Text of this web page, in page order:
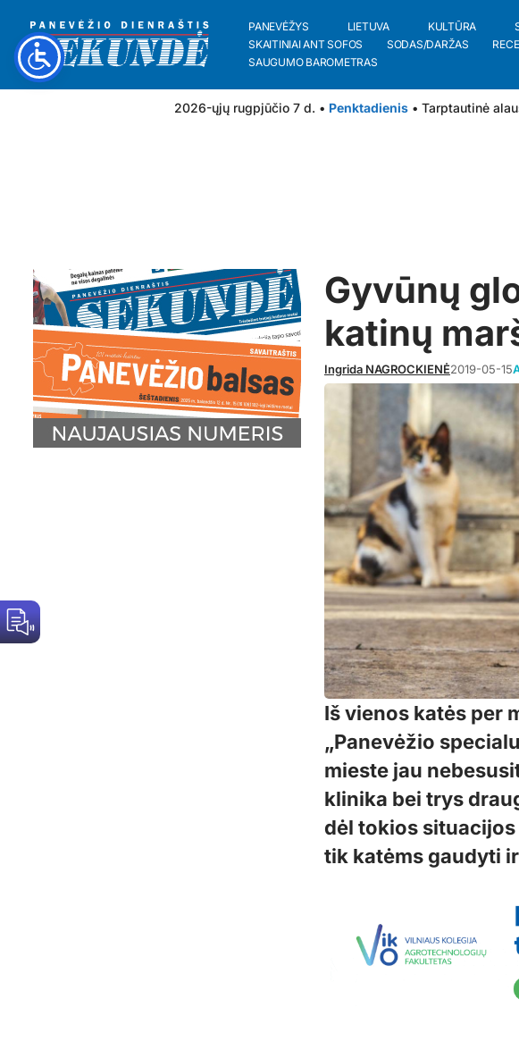
PANEVĖŽYS LIETUVA KULTŪRA
SKAITINIAI ANT SOFOS
SODAS/DARŽAS
SAUGUMO BAROMETRAS
2026-ųjų rugpjūčio 7 d. • Penktadienis • Tarptautinė
Gyvūnų
katinų
Ingrida NAGROCKIENĖ2019-05-15
Iš vienos katės per
„Panevėžio
mieste jau
klinika bei trys
dėl tokios
tik katėms gaudyti